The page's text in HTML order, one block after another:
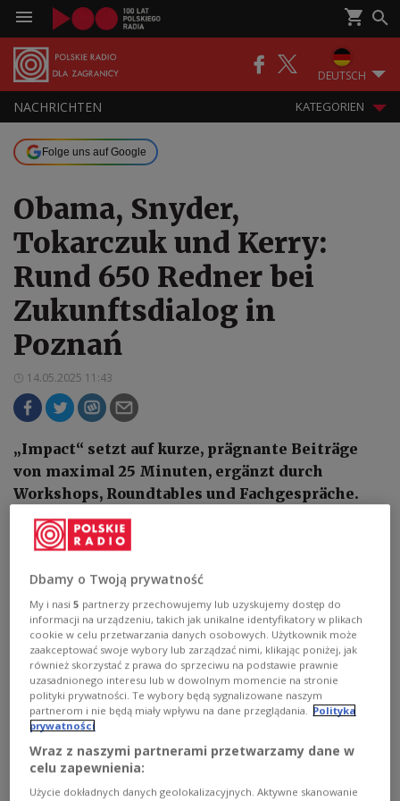
DEUTSCH
NACHRICHTEN KATEGORIEN
Folge uns auf Google
Obama, Snyder,
Tokarczuk und Kerry:
Rund 650 Redner bei
Zukunftsdialog in
Poznań
14.05.2025 11:43
„Impact“ setzt auf kurze, prägnante Beiträge
von maximal 25 Minuten, ergänzt durch
Workshops, Roundtables und Fachgespräche.
Ziel ist es, konkrete Lösungsansätze für
aktuelle Herausforderungen zu entwickeln.
Dbamy o Twoją prywatność
My i nasi5 partnerzy przechowujemy lub uzyskujemy dostęp do
informacji na urządzeniu, takich jak unikalne identyfikatory w plikach
cookie w celu przetwarzania danych osobowych. Użytkownik może
zaakceptować swoje wybory lub zarządzać nimi, klikając poniżej, jak
również skorzystać z prawa do sprzeciwu na podstawie prawnie
uzasadnionego interesu lub w dowolnym momencie na stronie
polityki prywatności. Te wybory będą sygnalizowane naszym
partnerom i nie będą miały wpływu na dane przeglądania. Polityka
prywatności
Wraz z naszymi partnerami przetwarzamy dane w
celu zapewnienia:
Użycie dokładnych danych geolokalizacyjnych. Aktywne skanowanie